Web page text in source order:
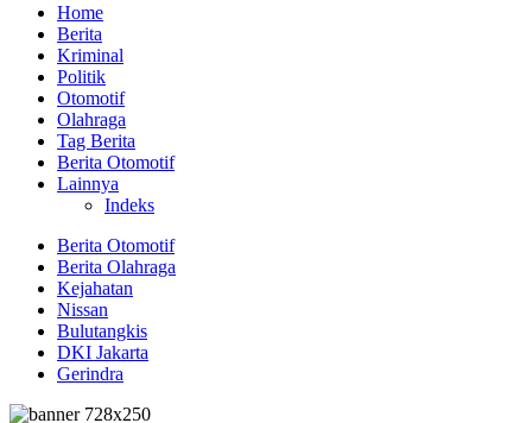
Home
Berita
Kriminal
Politik
Otomotif
Olahraga
Tag Berita
Berita Otomotif
Lainnya
Indeks
Berita Otomotif
Berita Olahraga
Kejahatan
Nissan
Bulutangkis
DKI Jakarta
Gerindra